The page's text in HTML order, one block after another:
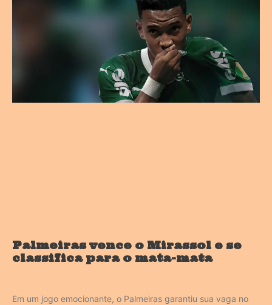
Palmeiras vence o Mirassol e se
classifica para o mata-mata
Em um jogo emocionante, o Palmeiras garantiu sua vaga no